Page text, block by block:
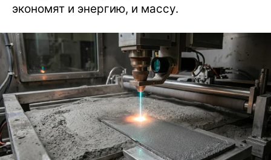
экономят и энергию, и массу.